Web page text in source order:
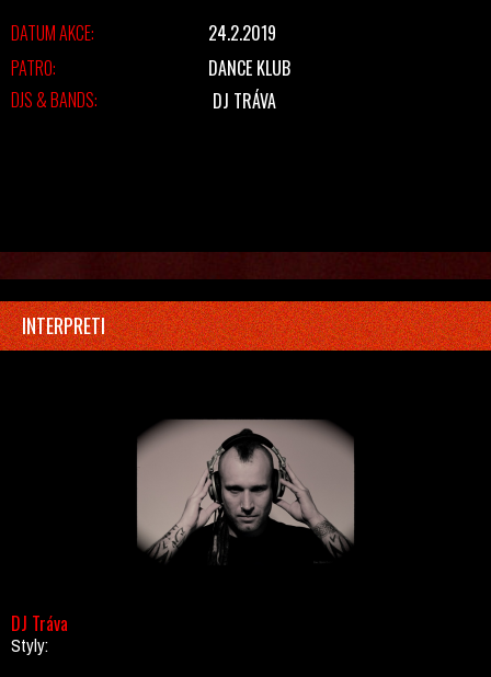
DATUM AKCE:
24.2.2019
PATRO:
DANCE KLUB
DJS & BANDS:
DJ TRÁVA
INTERPRETI
DJ Tráva
Styly: